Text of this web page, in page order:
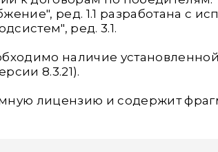
ред. 1.1 разработана с
ред. 3.1.
наличие
8.3.21).
лицензию и содержит